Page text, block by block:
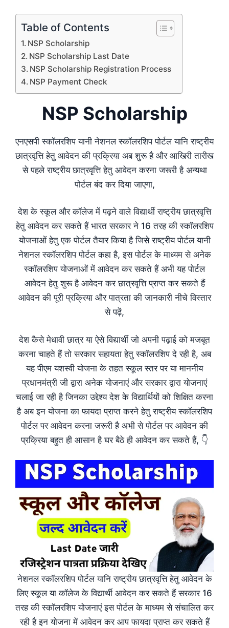
Table of Contents
NSP Scholarship
NSP Scholarship Last Date
NSP Scholarship Registration Process
NSP Payment Check
NSP Scholarship
एनएसपी स्कॉलरशिप यानी नेशनल स्कॉलरशिप पोर्टल यानि राष्ट्रीय
छात्रवृत्ति हेतु आवेदन की प्रक्रिया अब शुरू है और आखिरी तारीख
से पहले राष्ट्रीय छात्रवृत्ति हेतु आवेदन करना जरूरी है अन्यथा
पोर्टल बंद कर दिया जाएगा,
देश के स्कूल और कॉलेज में पढ़ने वाले विद्यार्थी राष्ट्रीय छात्रवृत्ति
हेतु आवेदन कर सकते हैं भारत सरकार ने 16 तरह की स्कॉलरशिप
योजनाओं हेतु एक पोर्टल तैयार किया है जिसे राष्ट्रीय पोर्टल यानी
नेशनल स्कॉलरशिप पोर्टल कहा है, इस पोर्टल के माध्यम से अनेक
स्कॉलरशिप योजनाओं में आवेदन कर सकते हैं अभी यह पोर्टल
आवेदन हेतु शुरू है आवेदन कर छात्रवृत्ति प्राप्त कर सकते हैं
आवेदन की पूरी प्रक्रिया और पात्रता की जानकारी नीचे विस्तार
से पढ़ें,
देश कैसे मेधावी छात्र या ऐसे विद्यार्थी जो अपनी पढ़ाई को मजबूत
करना चाहते हैं तो सरकार सहायता हेतु स्कॉलरशिप दे रही है, अब
यह पीएम यशस्वी योजना के तहत स्कूल स्तर पर या माननीय
प्रधानमंत्री जी द्वारा अनेक योजनाएं और सरकार द्वारा योजनाएं
चलाई जा रही है जिनका उद्देश्य देश के विद्यार्थियों को शिक्षित करना
है अब इन योजना का फायदा प्राप्त करने हेतु राष्ट्रीय स्कॉलरशिप
पोर्टल पर आवेदन करना जरूरी है अभी से पोर्टल पर आवेदन की
प्रक्रिया बहुत ही आसान है घर बैठे ही आवेदन कर सकते हैं, 👇
नेशनल स्कॉलरशिप पोर्टल यानि राष्ट्रीय छात्रवृत्ति हेतु आवेदन के
लिए स्कूल या कॉलेज के विद्यार्थी आवेदन कर सकते हैं सरकार 16
तरह की स्कॉलरशिप योजनाएं इस पोर्टल के माध्यम से संचालित कर
रही है इन योजना में आवेदन कर आप फायदा प्राप्त कर सकते हैं